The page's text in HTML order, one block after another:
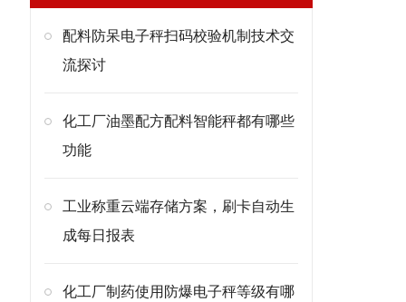
配料防呆电子秤扫码校验机制技术交
流探讨
化工厂油墨配方配料智能秤都有哪些
功能
工业称重云端存储方案，刷卡自动生
成每日报表
化工厂制药使用防爆电子秤等级有哪